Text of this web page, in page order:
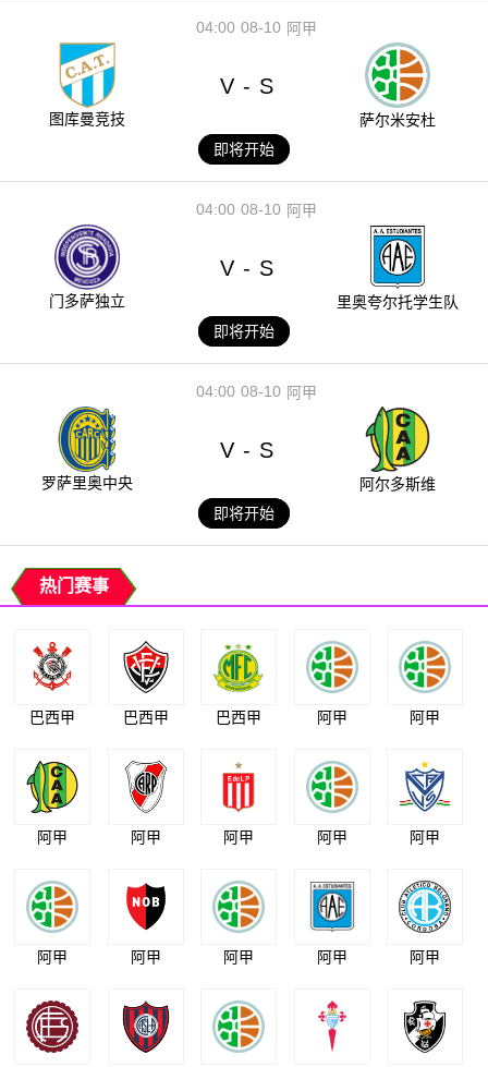
08-10
04:00 阿甲
图库曼竞技
V - S
萨尔米安杜
即将开始
08-10
04:00 阿甲
门多萨独立
V - S
里奥夸尔托学生队
即将开始
08-10
04:00 阿甲
罗萨里奥中央
V - S
阿尔多斯维
即将开始
热门赛事
巴西甲 巴西甲 巴西甲 阿甲 阿甲
阿甲 阿甲 阿甲 阿甲 阿甲
阿甲 阿甲 阿甲 阿甲 阿甲